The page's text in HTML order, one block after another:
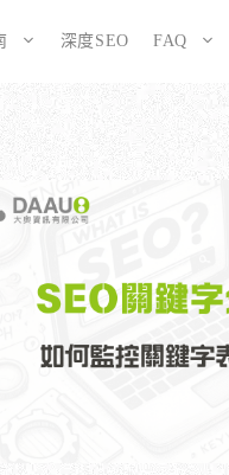
生的網站
架設與 SEO 優化完整方案
維護與長期優化
深度SEO FAQ
大奧資訊的網站架設
網站架構與技術 SEO